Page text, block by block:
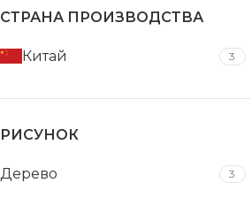
СТРАНА ПРОИЗВОДСТВА
Китай 3
РИСУНОК
Дерево 3